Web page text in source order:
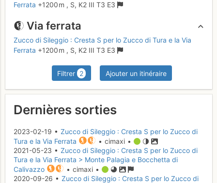
Ferrata +1200 m , S, K2 III T3 E3
Via ferrata
Zucco di Sileggio : Cresta S per lo Zucco di Tura e la Via
Ferrata +1200 m , S, K2 III T3 E3
Filtrer 2 Ajouter un itinéraire
Dernières sorties
2023-02-19 • Zucco di Sileggio : Cresta S per lo Zucco di
Tura e la Via Ferrata
• cimaxi •
2021-05-23 • Zucco di Sileggio : Cresta S per lo Zucco di
Tura e la Via Ferrata > Monte Palagia e Bocchetta di
Calivazzo
• cimaxi •
2020-09-26 • Zucco di Sileggio : Cresta S per lo Zucco di